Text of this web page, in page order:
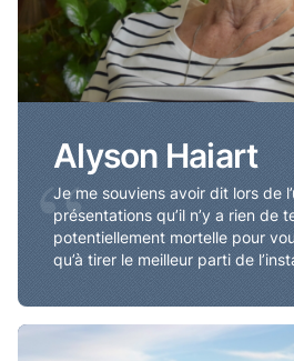
Alyson Haiart
Je me souviens avoir dit lors de
présentations qu’il n’y a rien de
potentiellement mortelle pour
qu’à tirer le meilleur parti de
“
Stephen Sollows